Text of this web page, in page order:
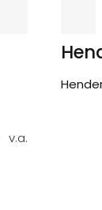
v.a.